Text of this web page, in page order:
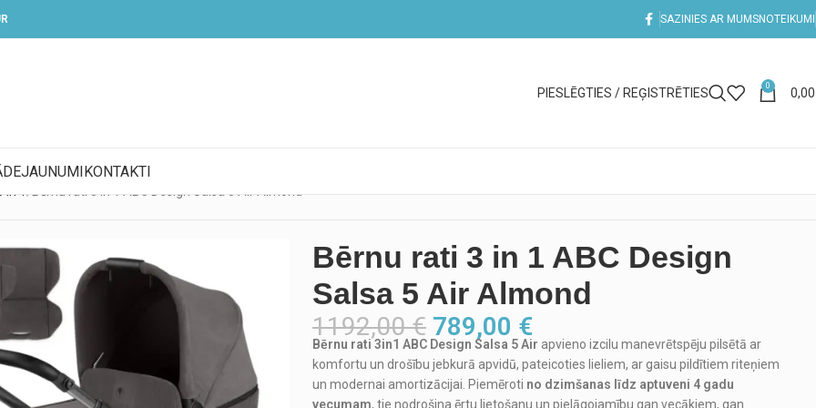
SAZINIES AR MUMSNOTEIKUMI
PIESLĒGTIES / REĢISTRĒTIES 0
JAUNUMIKONTAKTI
Bērnu rati 3 in 1 ABC Design
Salsa 5 Air Almond
1192,00€ 789,00 €
Bērnu rati 3in1 ABC Design Salsa 5 Air apvieno izcilu manevrētspēju pilsētā ar
komfortu un drošību jebkurā apvidū, pateicoties lieliem, ar gaisu pildītiem riteņiem
un modernai amortizācijai. Piemēroti no dzimšanas līdz aptuveni 4 gadu
vecumam, tie nodrošina ērtu lietošanu un pielāgojamību gan vecākiem, gan